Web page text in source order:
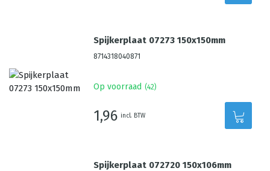
Spijkerplaat 07273 150x150mm
8714318040871
Op voorraad (42)
1,96 incl. BTW
Spijkerplaat 072720 150x106mm